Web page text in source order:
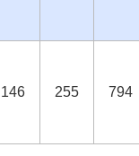
146 255 794